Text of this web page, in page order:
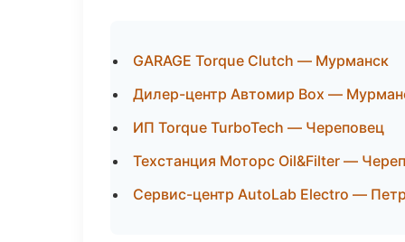
GARAGE Torque Clutch — Мурманск
Дилер-центр Автомир Box —
ИП Torque TurboTech — Череповец
Техстанция Моторс Oil&Filter —
Сервис-центр AutoLab Electro —